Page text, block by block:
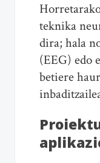
teknika
dira; hala
(EEG) edo
betiere